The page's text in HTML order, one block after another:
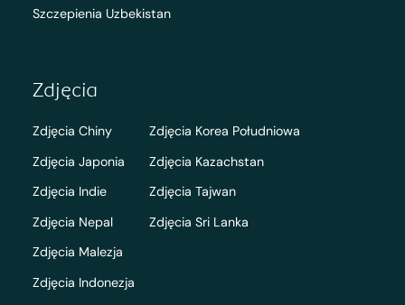
Szczepienia Uzbekistan
Zdjęcia
Zdjęcia Chiny
Zdjęcia Japonia
Zdjęcia Indie
Zdjęcia Nepal
Zdjęcia Malezja
Zdjęcia Indonezja
Zdjęcia Korea Południowa
Zdjęcia Kazachstan
Zdjęcia Tajwan
Zdjęcia Sri Lanka